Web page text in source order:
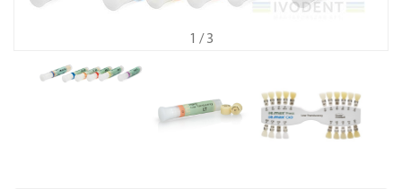
1 / 3